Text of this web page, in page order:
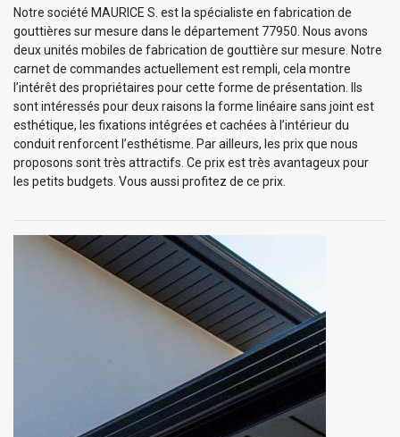
Notre société MAURICE S. est la spécialiste en fabrication de
gouttières sur mesure dans le département 77950. Nous avons
deux unités mobiles de fabrication de gouttière sur mesure. Notre
carnet de commandes actuellement est rempli, cela montre
l’intérêt des propriétaires pour cette forme de présentation. Ils
sont intéressés pour deux raisons la forme linéaire sans joint est
esthétique, les fixations intégrées et cachées à l’intérieur du
conduit renforcent l’esthétisme. Par ailleurs, les prix que nous
proposons sont très attractifs. Ce prix est très avantageux pour
les petits budgets. Vous aussi profitez de ce prix.